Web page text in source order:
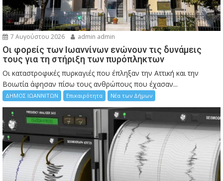
7 Αυγούστου 2026 admin admin
Οι φορείς των Ιωαννίνων ενώνουν τις δυνάμεις
τους για τη στήριξη των πυρόπληκτων
Οι καταστροφικές πυρκαγιές που έπληξαν την Αττική και την
Bοιωτία άφησαν πίσω τους ανθρώπους που έχασαν...
ΔΗΜΟΣ ΙΩΑΝΝΙΤΩΝ Επικαιρότητα Νέα των Δήμων